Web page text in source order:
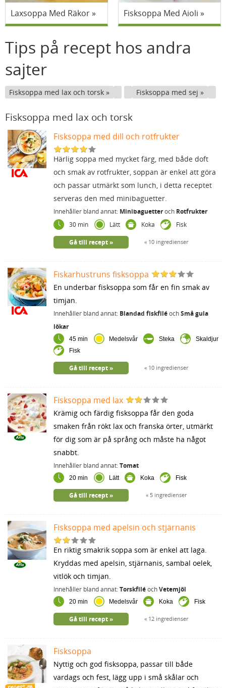
Laxsoppa Med Räkor Fisksoppa Med Aioli
Tips på recept hos andra
sajter
Fisksoppa med lax och torsk Fisksoppa med sej
Fisksoppa med lax och torsk
Fisksoppa med dill och rotfrukter
Härlig soppa med mycket färg, med både doft
och smak av rotfrukter, soppan är enkel att göra
och passar utmärkt som lunch, i detta receptet
serveras den med minibaguetter.
Innehåller bland annat: Minibaguetteroch Rotfrukter
30 min
Lätt Koka Fisk
10 ingredienser
Gå till recept
Fiskarhustruns fisksoppa
En underbar fisksoppa som får en fin smak av
timjan.
Innehåller bland annat: Blandad fiskfiléochSmå gula
lökar
45 min Medelsvår Steka
Skaldjur
Fisk
10 ingredienser
Gå till recept
Fisksoppa med lax
Krämig och färdig fisksoppa får den goda
smaken från rökt lax och franska örter, utmärkt
för dig som är på språng och måste ha något
snabbt.
Innehåller bland annat:Tomat
20 min Lätt Koka Fisk
5 ingredienser
Gå till recept
Fisksoppa med apelsin och stjärnanis
En riktig smakrik soppa som är enkel att laga.
Kryddas med apelsin, stjärnanis, sambal oelek,
vitlök och timjan.
Innehåller bland annat:TorskfiléochVetemjöl
20 min Medelsvår Koka Fisk
12 ingredienser
Gå till recept
Fisksoppa
Nyttig och god fisksoppa, passar till både
vardags och fest, lägg upp i små skålar och